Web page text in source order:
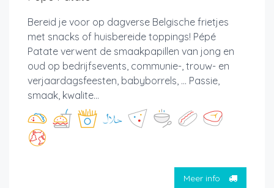
Bereid je voor op dagverse Belgische frietjes
met snacks of huisbereide toppings! Pépé
Patate verwent de smaakpapillen van jong en
oud op bedrijfsevents, communie-, trouw- en
verjaardagsfeesten, babyborrels, ... Passie,
smaak, kwalite...
Meer info